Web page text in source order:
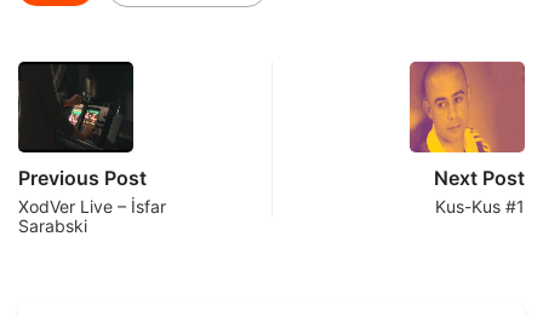
Previous Post
XodVer Live – İsfar
Sarabski
Next Post
Kus-Kus #1